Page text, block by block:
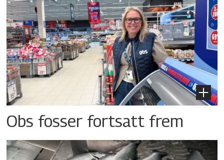
Obs fosser fortsatt frem